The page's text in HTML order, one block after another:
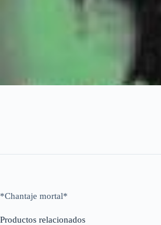
*Chantaje mortal*
Productos relacionados